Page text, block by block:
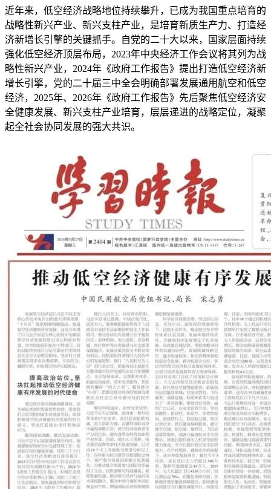
近年来，低空经济战略地位持续攀升，已成为我国重点培育的
战略性新兴产业、新兴支柱产业，是培育新质生产力、打造经
济新增长引擎的关键抓手。自党的二十大以来，国家层面持续
强化低空经济顶层布局，2023年中央经济工作会议将其列为战
略性新兴产业，2024年《政府工作报告》提出打造低空经济新
增长引擎，党的二十届三中全会明确部署发展通用航空和低空
经济，2025年、2026年《政府工作报告》先后聚焦低空经济安
全健康发展、新兴支柱产业培育，层层递进的战略定位，凝聚
起全社会协同发展的强大共识。